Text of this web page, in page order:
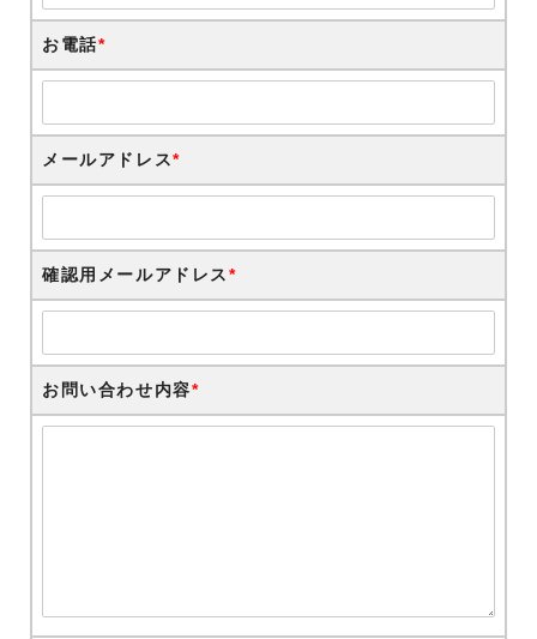
お電話*
メールアドレス*
確認用メールアドレス*
お問い合わせ内容*